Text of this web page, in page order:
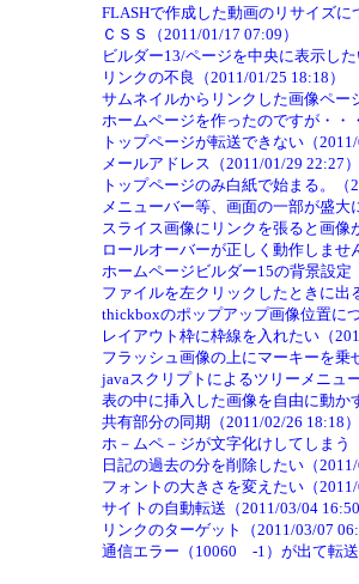
FLASHで作成した動画のリサイズに
ＣＳＳ（2011/01/17 07:09）
ビルダー13/ページを中央に表示し
リンクの不良（2011/01/25 18:18）
サムネイルからリンクした画像ペー
ホームページを作ったのですが・・
トップページが転送できない（
メールアドレス（2011/01/29 22:27）
トップページのみ白紙で始まる。（
メニューバー等、画面の一部が盛大
スライス画像にリンクを張ると画像
ロールオーバーが正しく動作しませ
ホームページビルダー15の背景設定
ファイルを左クリックしたときに出
thickboxのポップアップ画像位置に
レイアウト枠に枠線を入れたい（
フラッシュ画像の上にマーキーを乗
javaスクリプトによるツリーメニュ
表の中に挿入した画像を自由に動か
共有部分の同期（2011/02/26 18:18）
ホ－ムペ－ジが文字化けしてしまう
日記の過去の分を削除したい（
フォントの大きさを変えたい（
サイトの自動転送（2011/03/04
リンクのターゲット（2011/03/07
通信エラー（10060 -1）が出て転